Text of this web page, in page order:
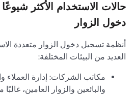
حالات الاستخدام الأكثر
دخول الزوار
أنظمة تسجيل دخول الزوار متعددة
العديد من البيئات المختلفة:
مكاتب الشركات: إدارة
والبائعين والزوار العامين،